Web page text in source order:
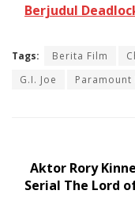
Berjudul
Tags: Berita Film
G.I. Joe
Paramount
Aktor Rory
Serial The Lord